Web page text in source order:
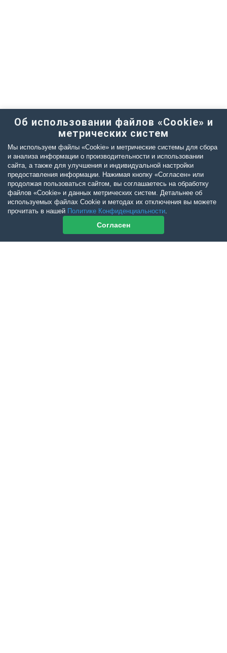
Об использовании файлов «Cookie» и
метрических систем
Мы используем файлы «Cookie» и метрические системы для сбора
и анализа информации о производительности и использовании
сайта, а также для улучшения и индивидуальной настройки
предоставления информации. Нажимая кнопку «Согласен» или
продолжая пользоваться сайтом, вы соглашаетесь на обработку
файлов «Cookie» и данных метрических систем. Детальнее об
используемых файлах Cookie и методах их отключения вы можете
прочитать в нашей Политике Конфиденциальности.
Согласен